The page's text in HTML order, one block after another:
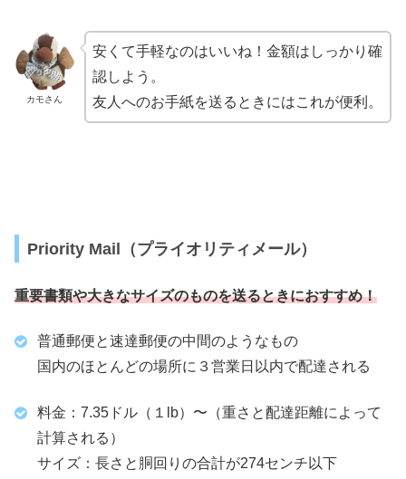
カモさん
安くて手軽なのはいいね！金額はしっかり確
認しよう。
友人へのお手紙を送るときにはこれが便利。
Priority Mail（プライオリティメール）
重要書類や大きなサイズのものを送るときにおすすめ！
普通郵便と速達郵便の中間のようなもの
国内のほとんどの場所に３営業日以内で配達される
料金：7.35ドル（１lb）〜（重さと配達距離によって
計算される）
サイズ：長さと胴回りの合計が274センチ以下